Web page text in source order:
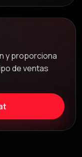
y proporciona
de ventas